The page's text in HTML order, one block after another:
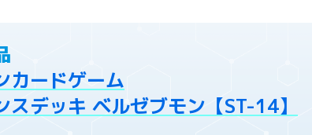
カードゲーム
スデッキ ベルゼブモン【ST-14】